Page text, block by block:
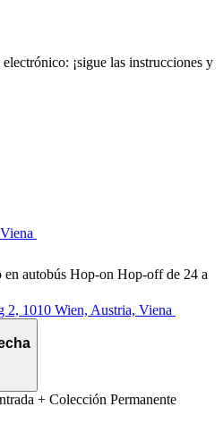
¡sigue las instrucciones y
autobús Hop-on Hop-off de 24 a
2, 1010 Wien, Austria, Viena
+ Colección Permanente